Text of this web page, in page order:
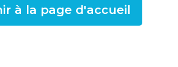
à la page d'accueil